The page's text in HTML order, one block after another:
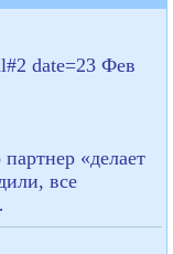
date=23 Фев
«делает
все